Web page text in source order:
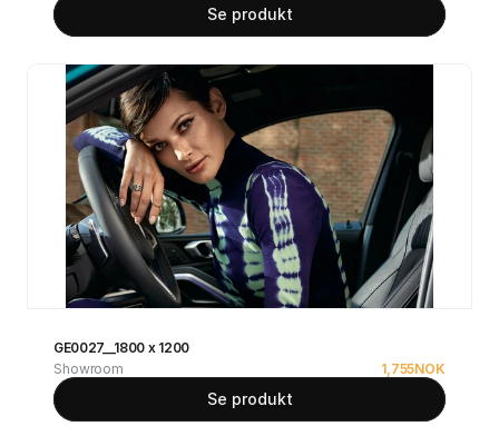
Se produkt
GE0027__1800 x 1200
Showroom
1,755NOK
Se produkt